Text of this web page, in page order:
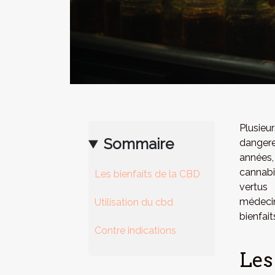
Sommaire
Les bienfaits de la CBD
Utilisation du cbd
Contre indications
vertus